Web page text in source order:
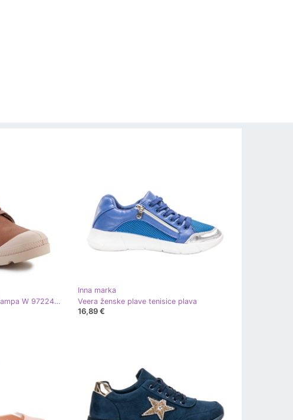
Cipele Palladium Trapers Pampa W 97224-213 smeđa
Inna marka
Veera ženske plave tenisice plava
16,89 €